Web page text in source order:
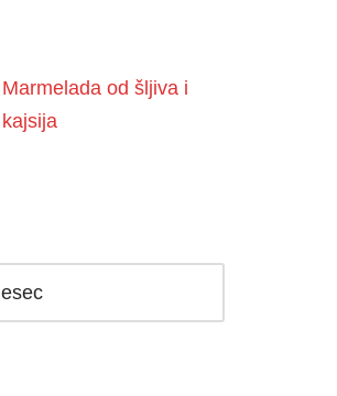
Marmelada od šljiva i
kajsija